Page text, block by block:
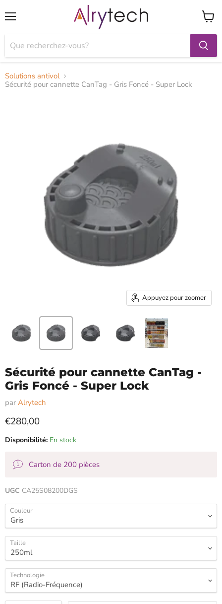
Voir
le
panier
Solutions antivol
Sécurité pour cannette CanTag - Gris Foncé - Super Lock
Appuyez pour zoomer
Sécurité pour cannette CanTag -
Gris Foncé - Super Lock
par Alrytech
Prix actuel
€280,00
Disponibilité: En stock
Carton de 200 pièces
UGC CA25S08200DGS
Couleur
Taille
Technologie